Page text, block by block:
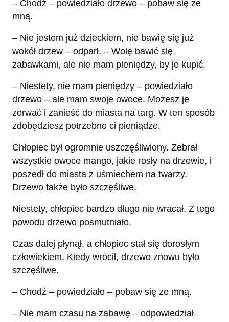
– Chodź – powiedziało drzewo – pobaw się ze
mną.
– Nie jestem już dzieckiem, nie bawię się już
wokół drzew – odparł. – Wolę bawić się
zabawkami, ale nie mam pieniędzy, by je kupić.
– Niestety, nie mam pieniędzy – powiedziało
drzewo – ale mam swoje owoce. Możesz je
zerwać i zanieść do miasta na targ. W ten sposób
zdobędziesz potrzebne ci pieniądze.
Chłopiec był ogromnie uszczęśliwiony. Zebrał
wszystkie owoce mango, jakie rosły na drzewie, i
poszedł do miasta z uśmiechem na twarzy.
Drzewo także było szczęśliwe.
Niestety, chłopiec bardzo długo nie wracał. Z tego
powodu drzewo posmutniało.
Czas dalej płynął, a chłopiec stał się dorosłym
człowiekiem. Kiedy wrócił, drzewo znowu było
szczęśliwe.
– Chodź – powiedziało – pobaw się ze mną.
– Nie mam czasu na zabawę – odpowiedział